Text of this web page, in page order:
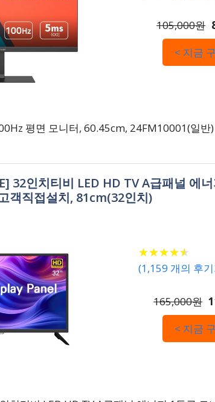
105,000원
< 지금
평면 모니터, 60.45cm, 24FM10001(일반)
32인치티비 LED HD TV A급패널 에
객직접설치, 81cm(32인치)
★★★★★
★★★★★
(1,159 개의 후
165,000원
< 지금